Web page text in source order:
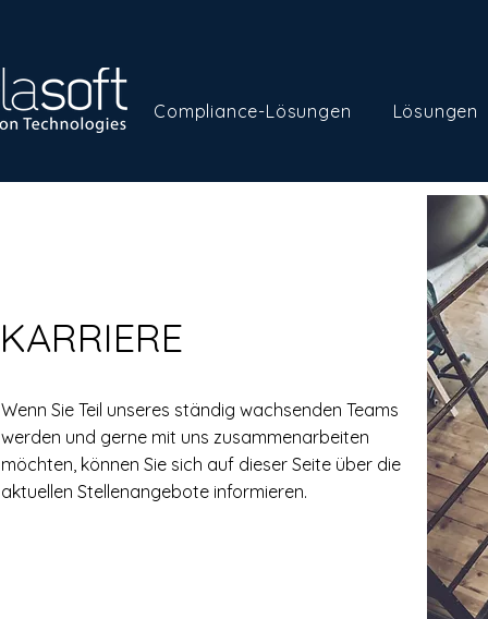
Compliance-Lösungen Lösungen
KARRIERE
Wenn Sie Teil unseres ständig wachsenden Teams
werden und gerne mit uns zusammenarbeiten
möchten, können Sie sich auf dieser Seite über die
aktuellen Stellenangebote informieren.